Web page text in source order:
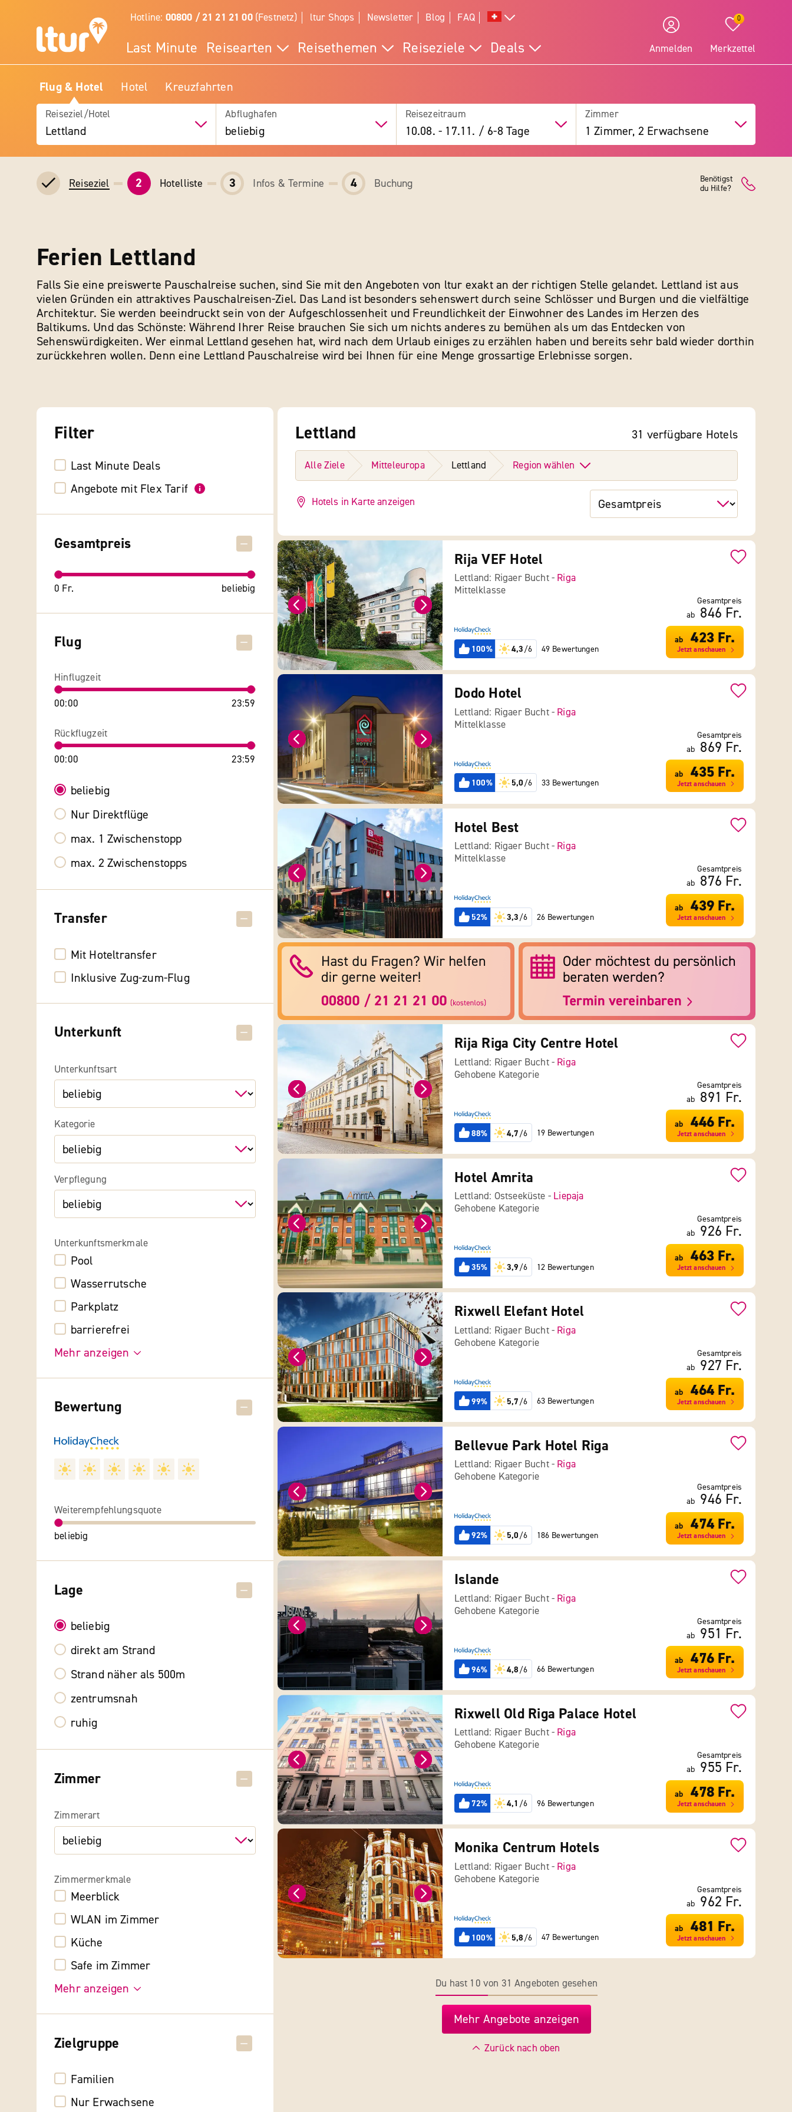
Hotline: 00800 / 21 21 21 00(Festnetz) ltur Shops Newsletter Blog FAQ
Last Minute Reisearten Reisethemen Reiseziele Deals Anmelden
0
Merkzettel
Flug & Hotel Hotel Kreuzfahrten
Reiseziel/Hotel
Lettland
Abflughafen
beliebig
Reisezeitraum
10.08. - 17.11. / 6-8 Tage
Zimmer
1 Zimmer, 2 Erwachsene
Reiseziel 2 Hotelliste 3 Infos & Termine 4 Buchung
Benötigst
du Hilfe?
Ferien Lettland
Falls Sie eine preiswerte Pauschalreise suchen, sind Sie mit den Angeboten von ltur exakt an der richtigen Stelle gelandet. Lettland ist aus
vielen Gründen ein attraktives Pauschalreisen-Ziel. Das Land ist besonders sehenswert durch seine Schlösser und Burgen und die vielfältige
Architektur. Sie werden beeindruckt sein von der Aufgeschlossenheit und Freundlichkeit der Einwohner des Landes im Herzen des
Baltikums. Und das Schönste: Während Ihrer Reise brauchen Sie sich um nichts anderes zu bemühen als um das Entdecken von
Sehenswürdigkeiten. Wer einmal Lettland gesehen hat, wird nach dem Urlaub einiges zu erzählen haben und bereits sehr bald wieder dorthin
zurückkehren wollen. Denn eine Lettland Pauschalreise wird bei Ihnen für eine Menge grossartige Erlebnisse sorgen.
Filter
Last Minute Deals
Angebote mit Flex Tarif
Gesamtpreis
0 Fr. beliebig
Flug
Hinflugzeit
00:00 23:59
Rückflugzeit
00:00 23:59
beliebig
Nur Direktflüge
max. 1 Zwischenstopp
max. 2 Zwischenstopps
Transfer
Mit Hoteltransfer
Inklusive Zug-zum-Flug
Unterkunft
Unterkunftsart
Kategorie
Verpflegung
Unterkunftsmerkmale
Pool
Wasserrutsche
Parkplatz
barrierefrei
Mehr anzeigen
Bewertung
Weiterempfehlungsquote
beliebig
Lage
beliebig
direkt am Strand
Strand näher als 500m
zentrumsnah
ruhig
Zimmer
Zimmerart
Zimmermerkmale
Meerblick
WLAN im Zimmer
Küche
Safe im Zimmer
Mehr anzeigen
Zielgruppe
Familien
Nur Erwachsene
Lettland 31 verfügbare Hotels
Alle Ziele Mitteleuropa Lettland Region wählen
Hotels in Karte anzeigen
Rija VEF Hotel
Lettland: Rigaer Bucht - Riga
Mittelklasse
100% 4,3/6 49 Bewertungen
Gesamtpreis
ab 846 Fr.
ab 423 Fr.
Jetzt anschauen
Dodo Hotel
Lettland: Rigaer Bucht - Riga
Mittelklasse
100% 5,0/6 33 Bewertungen
Gesamtpreis
ab 869 Fr.
ab 435 Fr.
Jetzt anschauen
Hotel Best
Lettland: Rigaer Bucht - Riga
Mittelklasse
52% 3,3/6 26 Bewertungen
Gesamtpreis
ab 876 Fr.
ab 439 Fr.
Jetzt anschauen
Rija Riga City Centre Hotel
Lettland: Rigaer Bucht - Riga
Gehobene Kategorie
88% 4,7/6 19 Bewertungen
Gesamtpreis
ab 891 Fr.
ab 446 Fr.
Jetzt anschauen
Hotel Amrita
Lettland: Ostseeküste - Liepaja
Gehobene Kategorie
35% 3,9/6 12 Bewertungen
Gesamtpreis
ab 926 Fr.
ab 463 Fr.
Jetzt anschauen
Rixwell Elefant Hotel
Lettland: Rigaer Bucht - Riga
Gehobene Kategorie
99% 5,7/6 63 Bewertungen
Gesamtpreis
ab 927 Fr.
ab 464 Fr.
Jetzt anschauen
Bellevue Park Hotel Riga
Lettland: Rigaer Bucht - Riga
Gehobene Kategorie
92% 5,0/6 186 Bewertungen
Gesamtpreis
ab 946 Fr.
ab 474 Fr.
Jetzt anschauen
Islande
Lettland: Rigaer Bucht - Riga
Gehobene Kategorie
96% 4,8/6 66 Bewertungen
Gesamtpreis
ab 951 Fr.
ab 476 Fr.
Jetzt anschauen
Rixwell Old Riga Palace Hotel
Lettland: Rigaer Bucht - Riga
Gehobene Kategorie
72% 4,1 /6 96 Bewertungen
Gesamtpreis
ab 955 Fr.
ab 478 Fr.
Jetzt anschauen
Monika Centrum Hotels
Lettland: Rigaer Bucht - Riga
Gehobene Kategorie
100% 5,8/6 47 Bewertungen
Gesamtpreis
ab 962 Fr.
ab 481 Fr.
Jetzt anschauen
Du hast 10 von 31 Angeboten gesehen
Mehr Angebote anzeigen
Zurück nach oben